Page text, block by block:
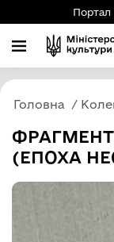
Головна
ФРАГМЕНТ
(ЕПОХА